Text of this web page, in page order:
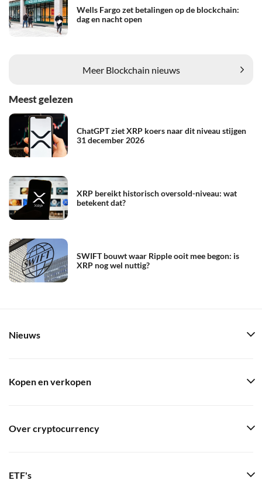
Wells Fargo zet betalingen op de blockchain:
dag en nacht open
Meer Blockchain nieuws
Meest gelezen
ChatGPT ziet XRP koers naar dit niveau stijgen
31 december 2026
XRP bereikt historisch oversold-niveau: wat
betekent dat?
SWIFT bouwt waar Ripple ooit mee begon: is
XRP nog wel nuttig?
Nieuws
Kopen en verkopen
Over cryptocurrency
ETF's